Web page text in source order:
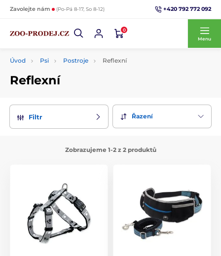
Zavolejte nám (Po-Pá 8-17, So 8-12) +420 792 772 092
0
Menu
Úvod Psi Postroje Reflexní
Reflexní
Filtr Řazení
Zobrazujeme 1-2 z 2 produktů